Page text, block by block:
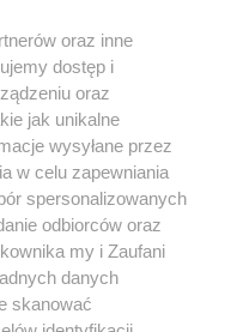
Dystrybucja
Polityka Prywatności
poinformowanych!
»
oraz inne
dostęp i
oraz
jak unikalne
wysyłane przez
w celu zapewniania
spersonalizowanych
odbiorców oraz
my i Zaufani
danych
skanować